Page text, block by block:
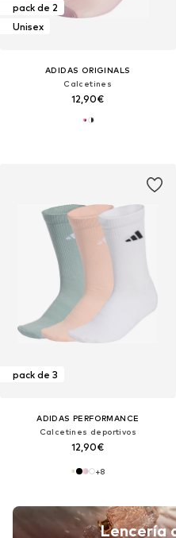
pack de 2
Unisex
ADIDAS ORIGINALS
Calcetines
12,90€
pack de 3
ADIDAS PERFORMANCE
Calcetines deportivos
12,90€
+8
Lencería